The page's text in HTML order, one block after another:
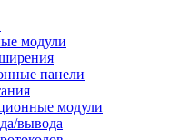
модули
панели
модули
вывода